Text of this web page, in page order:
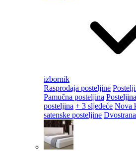
izbornik
Rasprodaja posteljine
Pamučna posteljina
posteljina + 3 sljedeće Nova
satenske posteljine